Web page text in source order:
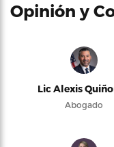
Opinión y
Lic Alexis
Abogado